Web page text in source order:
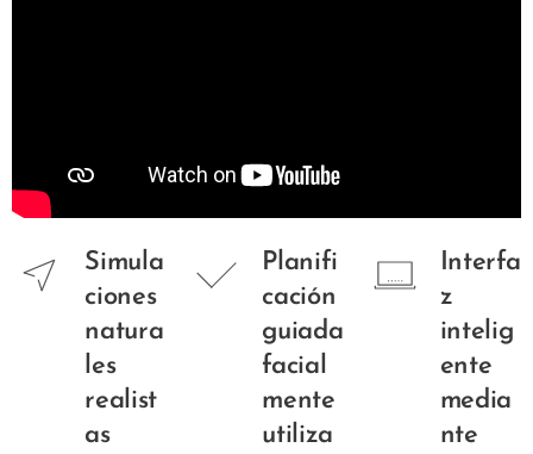
Simula
ciones
natura
les
realist
as
Planifi
cación
guiada
facial
mente
utiliza
Interfa
z
intelig
ente
media
nte